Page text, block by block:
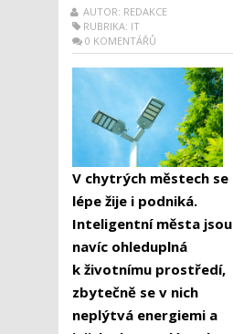
AUTOR: REDAKCE
RUBRIKA: IT
0 KOMENTÁŘŮ
V chytrých městech se
lépe žije i podniká.
Inteligentní města jsou
navíc ohleduplná
k životnímu prostředí,
zbytečně se v nich
neplýtvá energiemi a